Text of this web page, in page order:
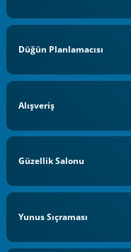
Düğün Planlamacısı
Alışveriş
Güzellik Salonu
Yunus Sıçraması